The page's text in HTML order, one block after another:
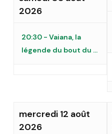
2026
20:30 - Vaiana, la
légende du bout du ...
mercredi 12 août
2026